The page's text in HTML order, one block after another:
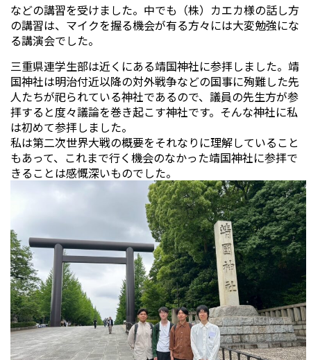
などの講習を受けました。中でも（株）カエカ様の話し方
の講習は、マイクを握る機会が有る方々には大変勉強にな
る講演会でした。
三重県連学生部は近くにある靖国神社に参拝しました。靖
国神社は明治付近以降の対外戦争などの国事に殉難した先
人たちが祀られている神社であるので、議員の先生方が参
拝すると度々議論を巻き起こす神社です。そんな神社に私
は初めて参拝しました。
私は第二次世界大戦の概要をそれなりに理解していること
もあって、これまで行く機会のなかった靖国神社に参拝で
きることは感慨深いものでした。